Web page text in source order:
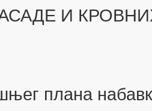
И
плана